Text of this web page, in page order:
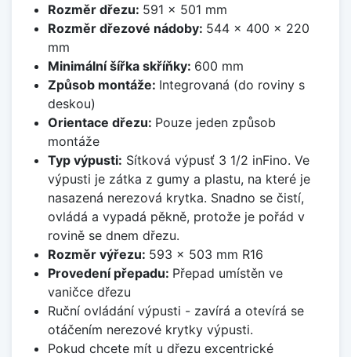
Rozměr dřezu: 591 x 501 mm
Rozměr dřezové nádoby: 544 x 400 x 220
mm
Minimální šířka skříňky: 600 mm
Způsob montáže: Integrovaná (do roviny s
deskou)
Orientace dřezu: Pouze jeden způsob
montáže
Typ výpusti: Sítková výpusť 3 1/2 inFino. Ve
výpusti je zátka z gumy a plastu, na které je
nasazená nerezová krytka. Snadno se čistí,
ovládá a vypadá pěkně, protože je pořád v
rovině se dnem dřezu.
Rozměr výřezu: 593 x 503 mm R16
Provedení přepadu: Přepad umístěn ve
vaničce dřezu
Ruční ovládání výpusti - zavírá a otevírá se
otáčením nerezové krytky výpusti.
Pokud chcete mít u dřezu excentrické